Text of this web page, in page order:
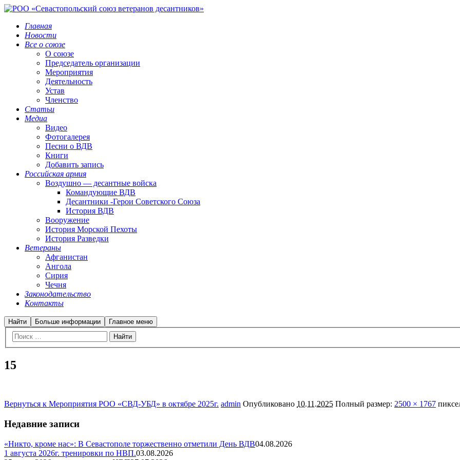
Главная
Новости
Все о союзе
О союзе
Председатель организации
Мероприятия
Деятельность
Устав
Членство
Статьи
Медиа
Видео
Фотогалерея
Песни о ВДВ
Книги
Добавить запись
Российская армия
Воздушно — десантные войска
Командующие ВДВ
Десантники -Герои Советского Союза
История ВДВ
Вооружение
История Морской Пехоты
История Разведки
Ветераны
Афганистан
Ангола
Сирия
Чечня
Законодательство
Контакты
Найти Больше информации Главное меню
15
Вернуться к Мероприятия РОО «СВД-УБД» в октябре 2025г. admin Опубликовано 10.11.2025 Полный размер: 2500 × 1767
Недавние записи
«Никто, кроме нас»: В Севастополе торжественно отметили День ВДВ04.08.2026
1 августа 2026г. тренировки по НВП.03.08.2026